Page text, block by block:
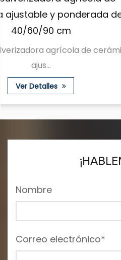
de viento de
Esta pistola
Nombre
Correo electrónico*